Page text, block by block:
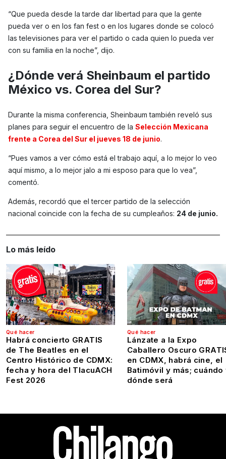
“Que pueda desde la tarde dar libertad para que la gente
pueda ver o en los fan fest o en los lugares donde se colocó
las televisiones para ver el partido o cada quien lo pueda ver
con su familia en la noche”, dijo.
¿Dónde verá Sheinbaum el partido
México vs. Corea del Sur?
Durante la misma conferencia, Sheinbaum también reveló sus
planes para seguir el encuentro de la Selección Mexicana
frente a Corea del Sur el jueves 18 de junio.
“Pues vamos a ver cómo está el trabajo aquí, a lo mejor lo veo
aquí mismo, a lo mejor jalo a mi esposo para que lo vea”,
comentó.
Además, recordó que el tercer partido de la selección
nacional coincide con la fecha de su cumpleaños: 24 de junio.
Lo más leído
Qué hacer
Habrá concierto GRATIS
de The Beatles en el
Centro Histórico de CDMX:
fecha y hora del TlacuACH
Fest 2026
Qué hacer
Lánzate a la Expo
Caballero Oscuro
en CDMX, habrá cine, el
Batimóvil y más; cuándo
dónde será